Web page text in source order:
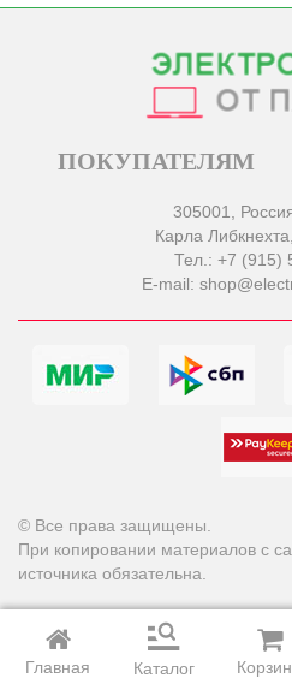
ПОКУПАТЕЛЯМ
305001,
Карла
Тел.: +7 (915)
E-mail:
© Все права защищены.
При копировании материалов с
источника обязательна.
Главная Каталог